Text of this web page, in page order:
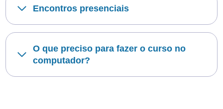
Encontros presenciais
O que preciso para fazer o curso no
computador?